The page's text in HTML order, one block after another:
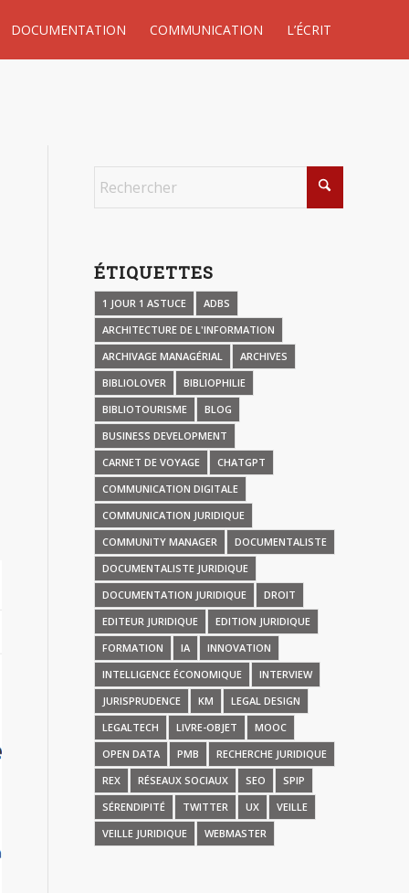
DOCUMENTATION COMMUNICATION L’ÉCRIT
ÉTIQUETTES
1 JOUR 1 ASTUCE
ADBS
ARCHITECTURE DE L'INFORMATION
ARCHIVAGE MANAGÉRIAL
ARCHIVES
BIBLIOLOVER
BIBLIOPHILIE
BIBLIOTOURISME
BLOG
BUSINESS DEVELOPMENT
CARNET DE VOYAGE
CHATGPT
COMMUNICATION DIGITALE
COMMUNICATION JURIDIQUE
COMMUNITY MANAGER
DOCUMENTALISTE
DOCUMENTALISTE JURIDIQUE
DOCUMENTATION JURIDIQUE
DROIT
EDITEUR JURIDIQUE
EDITION JURIDIQUE
FORMATION
IA
INNOVATION
INTELLIGENCE ÉCONOMIQUE
INTERVIEW
JURISPRUDENCE
KM
LEGAL DESIGN
LEGALTECH
LIVRE-OBJET
MOOC
OPEN DATA
PMB
RECHERCHE JURIDIQUE
REX
RÉSEAUX SOCIAUX SEO
SPIP
SÉRENDIPITÉ
TWITTER UX
VEILLE
VEILLE JURIDIQUE
WEBMASTER